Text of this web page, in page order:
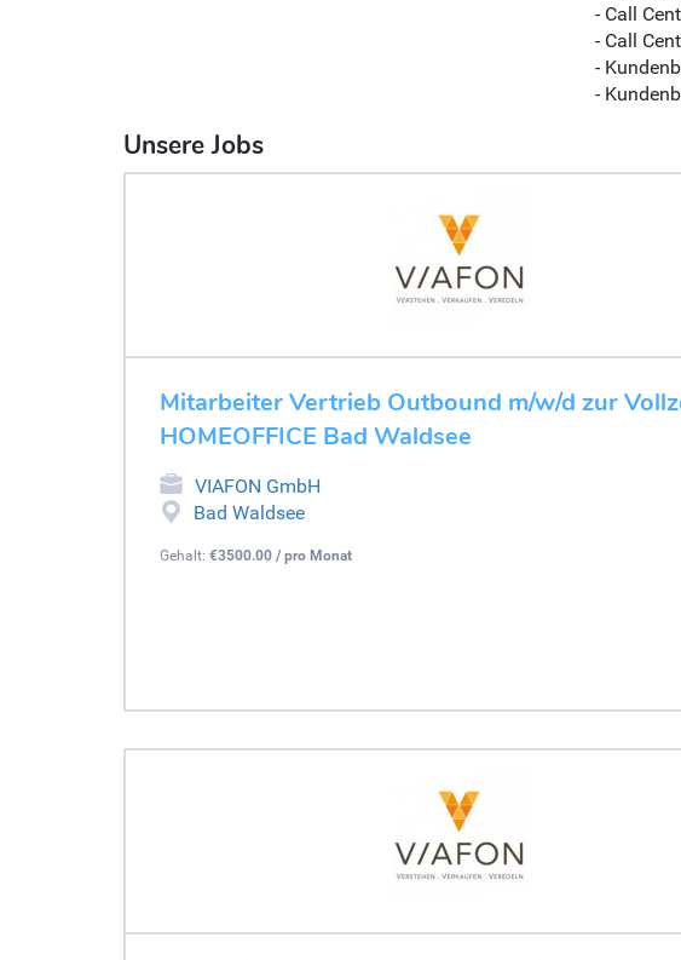
- Call
- Call
-
-
Unsere Jobs
Mitarbeiter Vertrieb Outbound m/w/d zur
HOMEOFFICE Bad Waldsee
VIAFON GmbH
Bad Waldsee
Gehalt: €3500.00 / pro Monat